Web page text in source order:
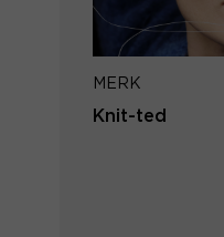
MERK
Knit-ted